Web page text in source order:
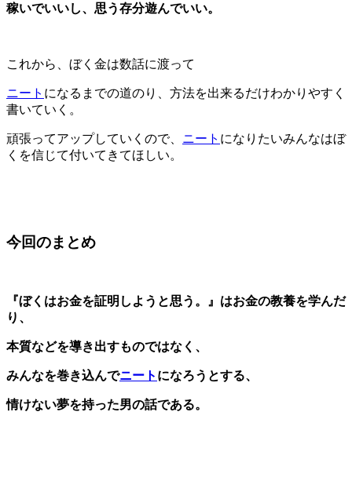
稼いでいいし、思う存分遊んでいい。
これから、ぼく金は数話に渡って
ニート になるまでの道のり、方法を出来るだけわかりやすく
書いていく。
頑張ってアップしていくので、 ニート になりたいみんなはぼ
くを信じて付いてきてほしい。
今回のまとめ
『ぼくはお金を証明しようと思う。』 はお金の教養を学んだ
り、
本質などを導き出すものではなく、
みんなを巻き込んでニート になろうとする、
情けない夢を持った男の話である。